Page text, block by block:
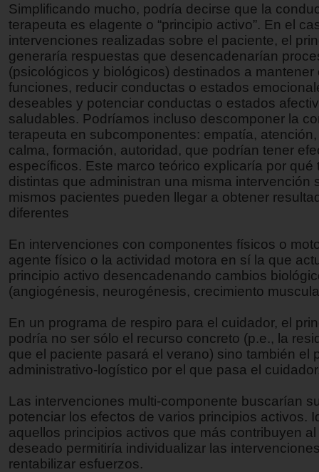
Simplificando mucho, podría decirse que la
terapeuta es elagente o “principio activo”. En el
intervenciones realizadas sobre el paciente, el
generaría respuestas que desencadenarían
(psicológicos y biológicos) destinados a mantener
funciones, reducir conductas o estados
deseables y potenciar conductas o estados
saludables. Podríamos incluso descomponer la
terapeuta en subcomponentes: empatía,
calma, formación, autoridad, que podrían tener
específicos. Este marco teórico explicaría por qué
distintas que administran una misma intervención
mismos pacientes pueden llegar a obtener
diferentes
En intervenciones con componentes físicos o
agente físico o la actividad motora en sí la que
principio activo desencadenando cambios
(angiogénesis, neurogénesis, crecimiento
En un programa de respiro para el cuidador, el
podría no ser sólo el recurso concreto (p.e., la
que el paciente pasará el verano) sino también el
administrativo-logístico por el que pasa el
Las intervenciones multi-componente buscarían
potenciar los efectos de varios principios activos.
aquellos principios activos que más contribuyen
deseado permitiría individualizar las
rentabilizar esfuerzos.